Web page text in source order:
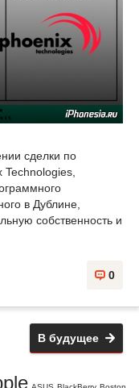
сделки по
в Дублине,
собственность и
0
В будущее